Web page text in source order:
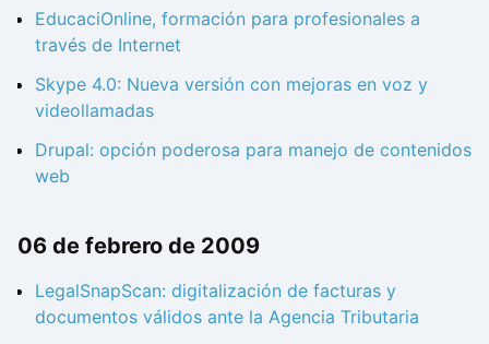
EducaciOnline, formación para profesionales a
través de Internet
Skype 4.0: Nueva versión con mejoras en voz y
videollamadas
Drupal: opción poderosa para manejo de contenidos
web
06 de febrero de 2009
LegalSnapScan: digitalización de facturas y
documentos válidos ante la Agencia Tributaria